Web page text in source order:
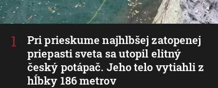
Pri prieskume najhlbšej zatopenej
priepasti sveta sa utopil elitný
český potápač. Jeho telo vytiahli z
hĺbky 186 metrov